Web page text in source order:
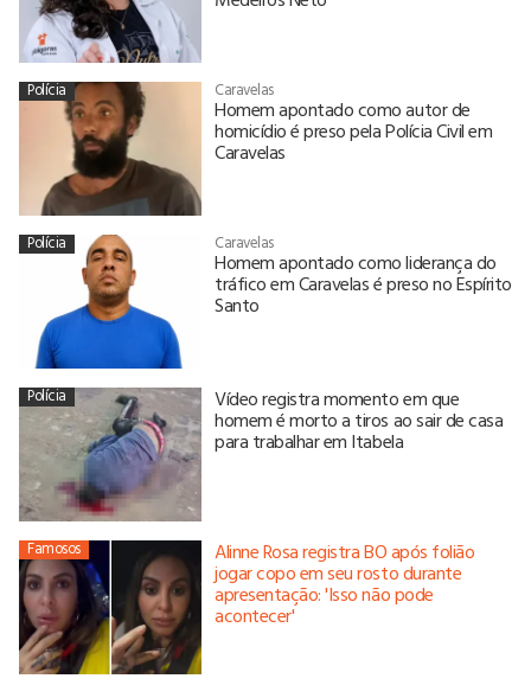
Polícia Caravelas
Homem apontado como autor de
homicídio é preso pela Polícia Civil em
Caravelas
Polícia Caravelas
Homem apontado como liderança do
tráfico em Caravelas é preso no Espírito
Santo
Polícia Vídeo registra momento em que
homem é morto a tiros ao sair de casa
para trabalhar em Itabela
Famosos Alinne Rosa registra BO após folião
jogar copo em seu rosto durante
apresentação: 'Isso não pode
acontecer'